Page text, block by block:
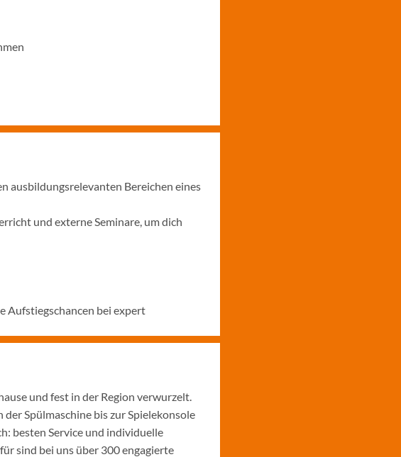
ausbildungsrelevanten Bereichen eines
und externe Seminare, um dich
Aufstiegschancen bei expert
und fest in der Region verwurzelt.
Spülmaschine bis zur Spielekonsole
besten Service und individuelle
sind bei uns über 300 engagierte